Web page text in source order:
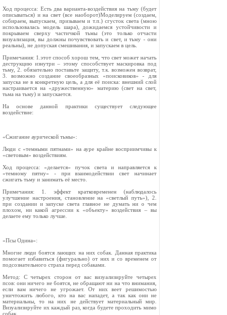
Ход процесса: Есть два варианта-воздействия на тьму (будет
описываться) и на свет (все наоборот)Моделируем (создаем,
собираем, выпускаем, призываем и т.п.) сгусток света (мною
использовалась модель шара), дожидаемся устойчивости и
покрываем сверху частичкой тьмы (это только отчасти
визуализация, вы должны почувствовать и свет, и тьму - они
реальны), не допуская смешивания, и запускаем в цель.
Примечания: 1.этот способ хорош тем, что свет может начать
деструкцию изнутри – этому способствует маскировка под
тьму, 2. обязательно поставьте защиту, т.к. возможен возврат,
3. возможно создание своеобразных «поисковиков» - для
запуска не в конкретную цель, а для её поиска: внешний слой
настраивается на «дружественную» материю (свет на свет,
тьма на тьму) и запускается.
На основе данной практики существует следующее
воздействие:
«Сжигание аурической тьмы»:
Люди с «темными пятнами» на ауре крайне восприимчивы к
«световым» воздействиям.
Ход процесса: «делается» пучок света и направляется к
«темному пятну» - при взаимодействии свет начинает
сжигать тьму и занимать её место.
Примечания: 1. эффект кратковременен (наблюдалось
улучшение настроения, становление на «светлый путь»), 2.
при создании и запуске света главное не думать ни о чем
плохом, ни какой агрессии к «объекту» воздействия – вы
делаете ему только лучше.
«Псы Одина»:
Многие люди боятся лающих на них собак. Данная практика
помогает избавиться (фигурально) от них и со временем от
подсознательного страха перед собаками.
Метод: С четырех сторон от вас визуализируйте четырех
псов: они ничего не боятся, не обращают ни на что внимания,
если вам ничего не угрожает. От них веет решимостью
уничтожить любого, кто на вас нападет, а так как они не
материальны, то на них не действует материальный мир.
Визуализируйте их каждый раз, когда будете проходить мимо
собак.